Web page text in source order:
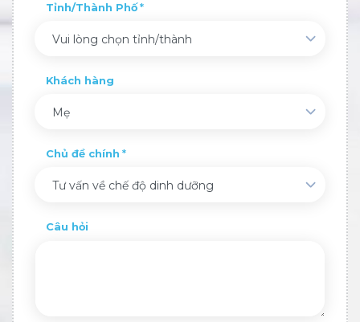
Tỉnh/Thành Phố
Vui lòng chọn tỉnh/thành
Khách hàng
Mẹ
Chủ đề chính
Tư vấn về chế độ dinh dưỡng
Câu hỏi